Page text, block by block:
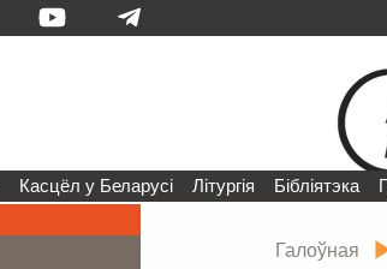
Касцёл у Беларусі Літургія Бібліятэка
Галоўная